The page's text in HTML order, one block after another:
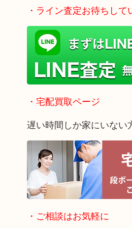
・ライン査定お待ちして
・宅配買取ページ
遅い時間しか家にいない
・ご相談はお気軽に